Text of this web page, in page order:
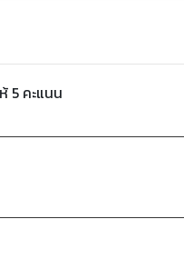
5 คะแนน